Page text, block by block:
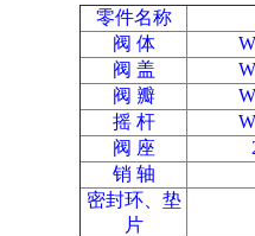
零件名称
阀 体
阀 盖
阀 瓣
摇 杆
阀 座
销 轴
密封环、垫
片